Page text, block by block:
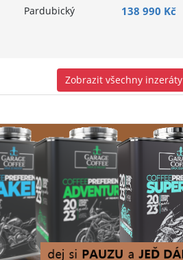
Pardubický 138 990 Kč
Zobrazit všechny inzeráty